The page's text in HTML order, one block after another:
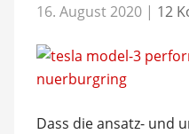
16. August 2020 | 12
Dass die ansatz- und